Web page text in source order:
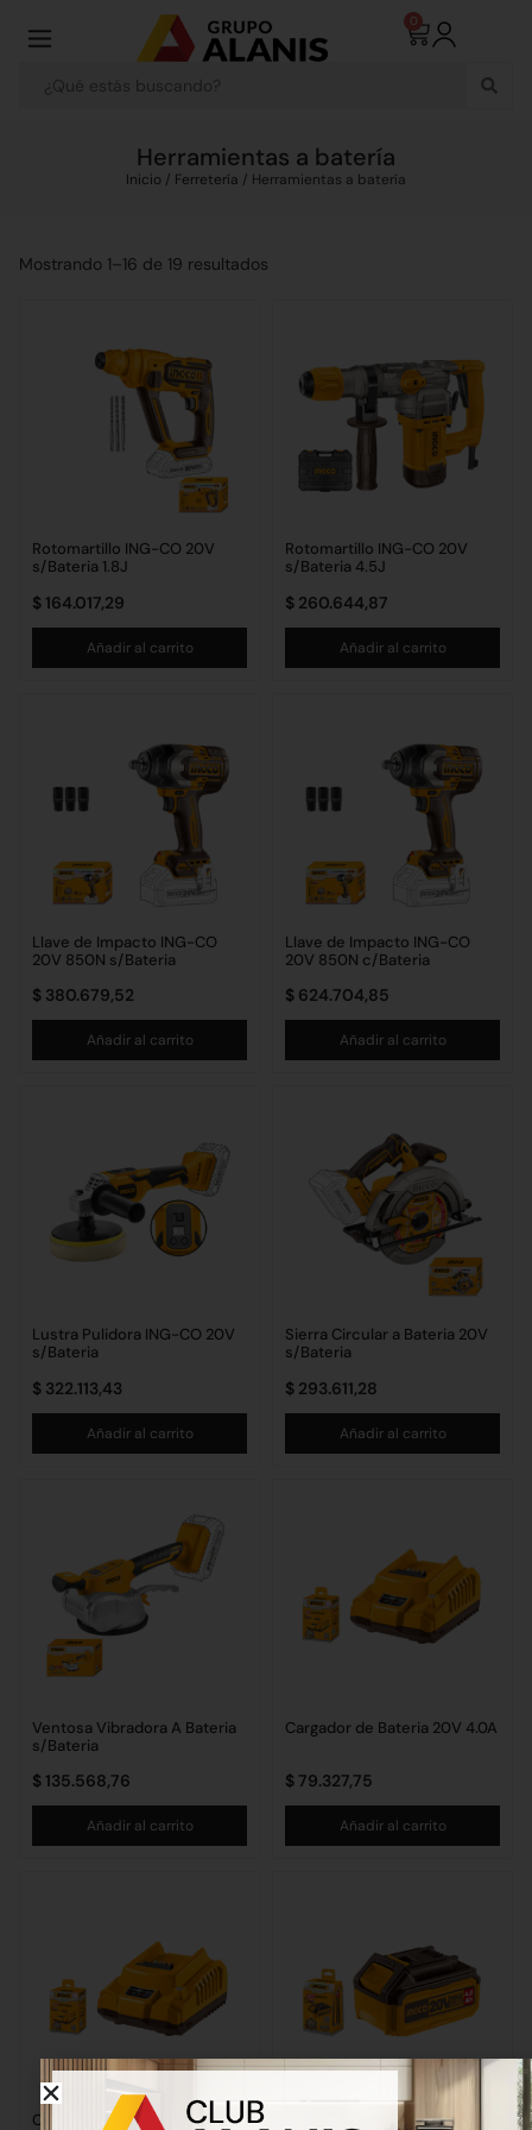
0
Herramientas a batería
Inicio / Ferretería / Herramientas a batería
Mostrando 1–16 de 19 resultados
Rotomartillo ING-CO 20V
s/Bateria 1.8J
$ 164.017,29
Añadir al carrito
Rotomartillo ING-CO 20V
s/Bateria 4.5J
$ 260.644,87
Añadir al carrito
Llave de Impacto ING-CO
20V 850N s/Bateria
$ 380.679,52
Añadir al carrito
Llave de Impacto ING-CO
20V 850N c/Bateria
$ 624.704,85
Añadir al carrito
Lustra Pulidora ING-CO 20V
s/Bateria
$ 322.113,43
Añadir al carrito
Sierra Circular a Bateria 20V
s/Bateria
$ 293.611,28
Añadir al carrito
Ventosa Vibradora A Bateria
s/Bateria
$ 135.568,76
Añadir al carrito
Cargador de Bateria 20V 4.0A
$ 79.327,75
Añadir al carrito
Cargador Bateria 20V 2.0A Bateria 20V 4.0A